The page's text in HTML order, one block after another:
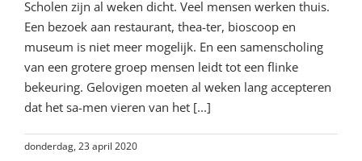
Scholen zijn al weken dicht. Veel mensen werken thuis.
Een bezoek aan restaurant, thea-ter, bioscoop en
museum is niet meer mogelijk. En een samenscholing
van een grotere groep mensen leidt tot een flinke
bekeuring. Gelovigen moeten al weken lang accepteren
dat het sa-men vieren van het [...]
donderdag, 23 april 2020